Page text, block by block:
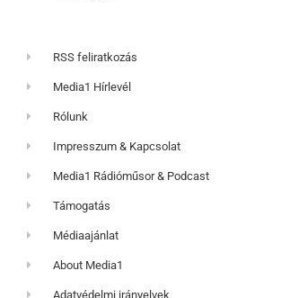
RSS feliratkozás
Media1 Hírlevél
Rólunk
Impresszum & Kapcsolat
Media1 Rádióműsor & Podcast
Támogatás
Médiaajánlat
About Media1
Adatvédelmi irányelvek